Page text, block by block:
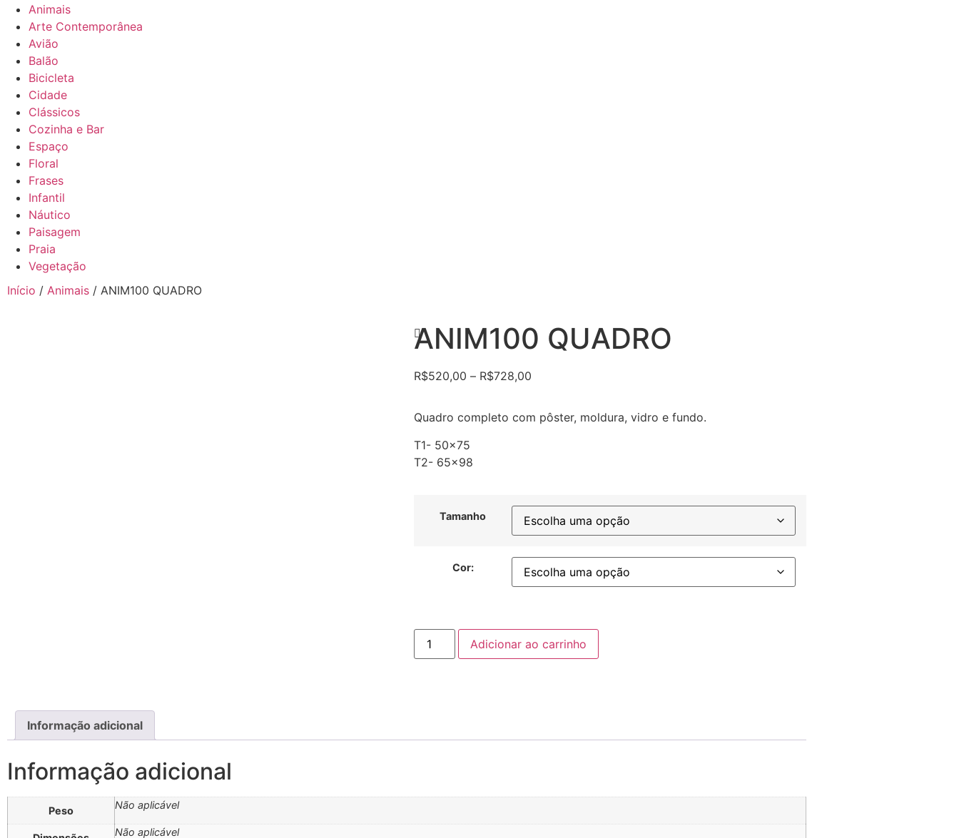
Animais
Arte Contemporânea
Avião
Balão
Bicicleta
Cidade
Clássicos
Cozinha e Bar
Espaço
Floral
Frases
Infantil
Náutico
Paisagem
Praia
Vegetação
Início / Animais / ANIM100 QUADRO
ANIM100 QUADRO
R$520,00 – R$728,00
Quadro completo com pôster, moldura, vidro e fundo.
T1- 50×75
T2- 65×98
Tamanho
Cor:
Adicionar ao carrinho
Informação adicional
Informação adicional
Peso Não aplicável
Não aplicável